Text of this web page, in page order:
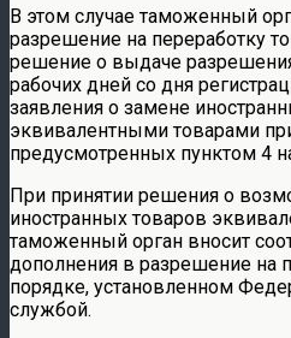
В этом случае таможенный
разрешение на переработку
решение о выдаче
рабочих дней со дня
заявления о замене
эквивалентными товарами
предусмотренных пунктом 4
При принятии решения о
иностранных товаров
таможенный орган вносит
дополнения в разрешение на
порядке, установленном
службой.